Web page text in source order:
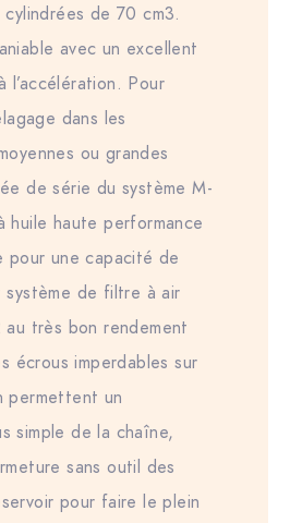
de 70 cm3.
avec un excellent
l’accélération. Pour
dans les
ou grandes
de série du système M-
huile haute performance
pour une capacité de
de filtre à air
très bon rendement
écrous imperdables sur
permettent un
simple de la chaîne,
sans outil des
pour faire le plein